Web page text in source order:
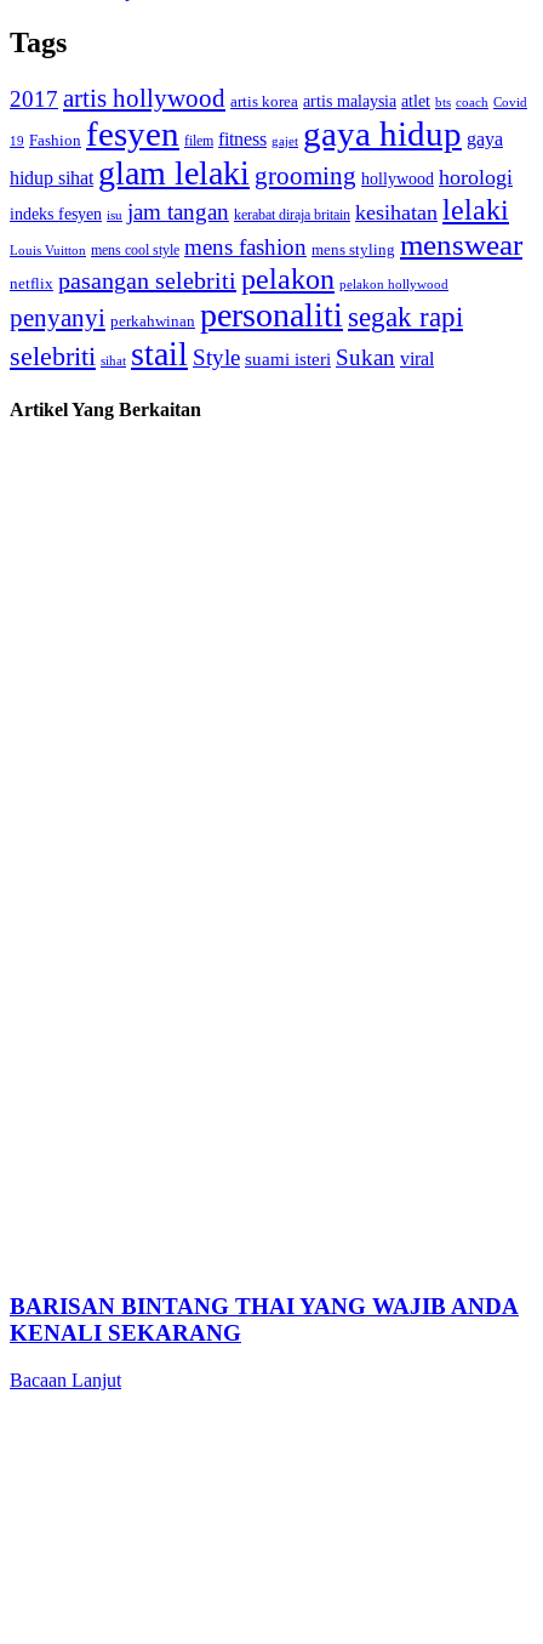
Tags
2017 artis hollywood artis korea artis malaysia atlet bts coach Covid
19 Fashion fesyen filem fitness gajet gaya hidup gaya
hidup sihat glam lelaki grooming hollywood horologi
indeks fesyen isu jam tangan kerabat diraja britain kesihatan lelaki
Louis Vuitton mens cool style mens fashion mens styling menswear
netflix pasangan selebriti pelakon pelakon hollywood
penyanyi perkahwinan personaliti segak rapi
selebriti sihat stail Style suami isteri Sukan viral
Artikel Yang Berkaitan
BARISAN BINTANG THAI YANG WAJIB ANDA
KENALI SEKARANG
Bacaan Lanjut